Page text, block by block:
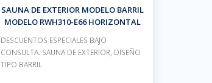
SAUNA DE EXTERIOR MODELO BARRIL
MODELO RWH310-E66 HORIZONTAL
DESCUENTOS ESPECIALES BAJO
CONSULTA. SAUNA DE EXTERIOR, DISEÑO
TIPO BARRIL